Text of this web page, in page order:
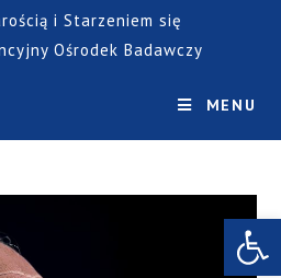
Open toolbar
i Starzeniem się
Ośrodek Badawczy
MENU